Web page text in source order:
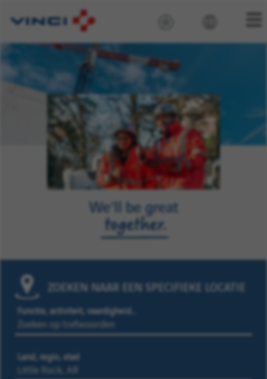
ZOEKEN NAAR EEN SPECIFIEKE LOCATIE
Functie, activiteit, vaardigheid…
Land, regio, stad